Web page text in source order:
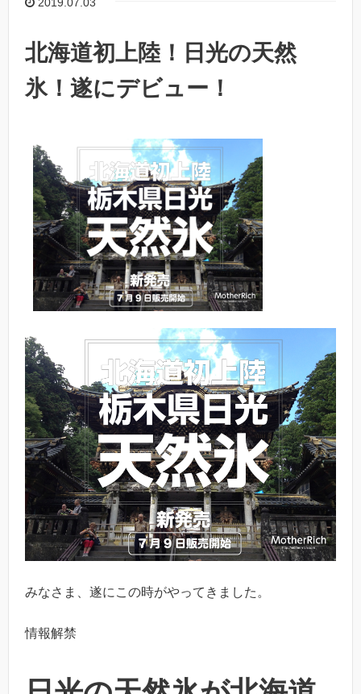
北海道初上陸！日光の天然
氷！遂にデビュー！
みなさま、遂にこの時がやってきました。
情報解禁